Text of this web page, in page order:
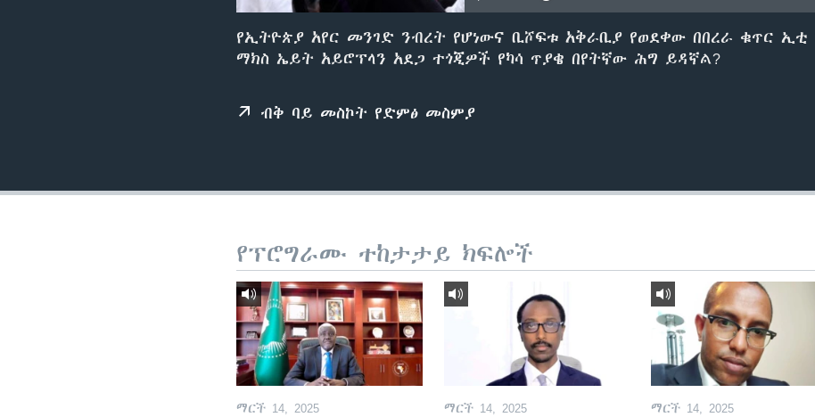
የኢትዮጵያ አየር መንገድ ንብረት የሆነውና ቢሾፍቱ አቅራቢያ የወደቀው በበረራ ቁጥር ኢቲ
ማክስ ኤይት አይሮፕላን አደጋ ተጎጂዎች የካሳ ጥያቄ በየትኛው ሕግ ይዳኛል?
ብቅ ባይ መስኮት የድምፅ መስምያ
የፕሮግራሙ ተከታታይ ክፍሎች
ማርች 14, 2025 ማርች 14, 2025 ማርች 14, 2025